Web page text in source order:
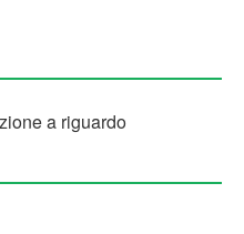
a riguardo